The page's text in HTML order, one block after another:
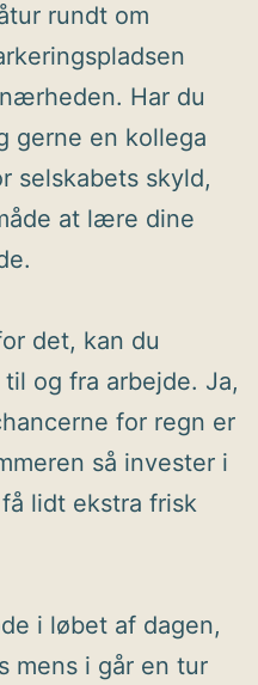
rundt om
Har du
gerne en kollega
selskabets skyld,
at lære dine
det, kan du
og fra arbejde. Ja,
for regn er
så invester i
lidt ekstra frisk
i løbet af dagen,
mens i går en tur